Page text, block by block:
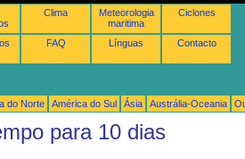
Clima
Meteorologia
maritima
Ciclones
FAQ Línguas Contacto
do Norte América do Sul Ásia Austrália-Oceania
para 10 dias